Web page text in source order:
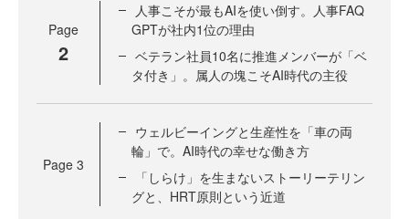
Page
2
人事こそが最もAIを使い倒す。人事FAQ
GPTが社内1位の理由
ベテラン社員10名に推進メンバーが「ベ
タ付き」。属人の塊こそAI時代の主役
Page 3
ウェルビーイングと生産性を「車の両
輪」で。AI時代の幸せな働き方
「しらけ」を生まないストーリーテリン
グと、HRT原則という近道